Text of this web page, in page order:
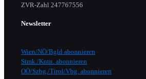
​ZVR-Zahl 247767556
Newsletter
Wien/NÖ/Bgld abonnieren
Stmk./Kntn. abonnieren
OÖ/Szbg./Tirol/Vbg. abonnieren